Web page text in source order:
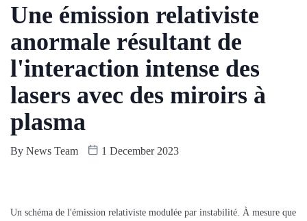
Une émission relativiste
anormale résultant de
l'interaction intense des
lasers avec des miroirs à
plasma
By News Team 1 December 2023
Un schéma de l'émission relativiste modulée par instabilité. À mesure que